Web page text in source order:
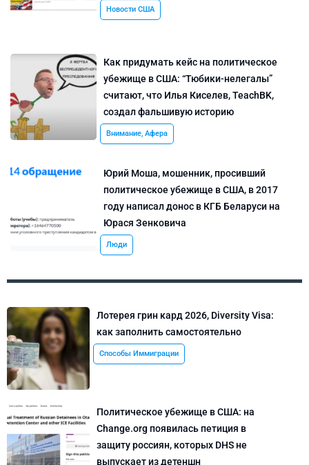
Новости США
Как придумать кейс на политическое
убежище в США: “Тюбики-нелегалы”
считают, что Илья Киселев, TeachBK,
создал фальшивую историю
Внимание, Афера
Юрий Моша, мошенник, просивший
политическое убежище в США, в 2017
году написал донос в КГБ Беларуси на
Юрася Зенковича
Люди
Лотерея грин кард 2026, Diversity Visa:
как заполнить самостоятельно
Способы Иммиграции
Политическое убежище в США: на
Change.org появилась петиция в
защиту россиян, которых DHS не
выпускает из детеншн